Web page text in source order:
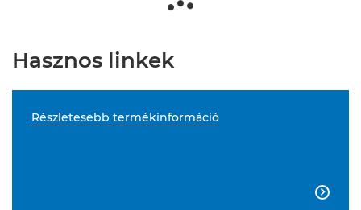
Hasznos linkek
Részletesebb termékinformáció
